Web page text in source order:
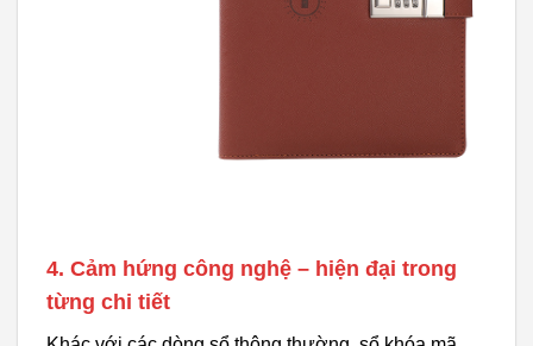
4. Cảm hứng công nghệ – hiện đại trong
từng chi tiết